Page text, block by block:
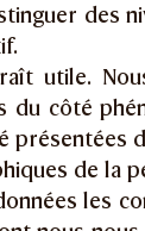
des
utile.
côté
présentées
de la
les